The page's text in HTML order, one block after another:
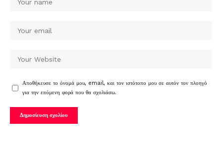
Αποθήκευσε το όνομά μου, email, και τον ιστότοπο μου σε αυτόν τον πλοηγό
για την επόμενη φορά που θα σχολιάσω.